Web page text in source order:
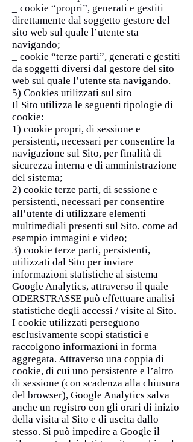
_ cookie “propri”, generati e gestiti
direttamente dal soggetto gestore del
sito web sul quale l’utente sta
navigando;
_ cookie “terze parti”, generati e gestiti
da soggetti diversi dal gestore del sito
web sul quale l’utente sta navigando.
5) Cookies utilizzati sul sito
Il Sito utilizza le seguenti tipologie di
cookie:
1) cookie propri, di sessione e
persistenti, necessari per consentire la
navigazione sul Sito, per finalità di
sicurezza interna e di amministrazione
del sistema;
2) cookie terze parti, di sessione e
persistenti, necessari per consentire
all’utente di utilizzare elementi
multimediali presenti sul Sito, come ad
esempio immagini e video;
3) cookie terze parti, persistenti,
utilizzati dal Sito per inviare
informazioni statistiche al sistema
Google Analytics, attraverso il quale
ODERSTRASSE può effettuare analisi
statistiche degli accessi / visite al Sito.
I cookie utilizzati perseguono
esclusivamente scopi statistici e
raccolgono informazioni in forma
aggregata. Attraverso una coppia di
cookie, di cui uno persistente e l’altro
di sessione (con scadenza alla chiusura
del browser), Google Analytics salva
anche un registro con gli orari di inizio
della visita al Sito e di uscita dallo
stesso. Si può impedire a Google il